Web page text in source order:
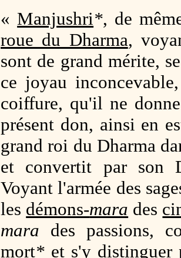
« Manjushri*, de
roue du Dharma,
sont de grand mérite,
ce joyau
coiffure, qu'il ne
présent don, ainsi en
grand roi du Dharma
et convertit par son
Voyant l'armée des
les démons-mara des
mara des passions,
mort* et s'y distinguer